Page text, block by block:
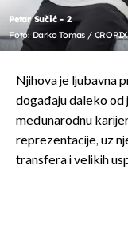
Petar Sučić - 2
Foto: Darko Tomas / CROPIX
Njihova je ljubavna
događaju daleko od
međunarodnu
reprezentacije, uz
transfera i velikih